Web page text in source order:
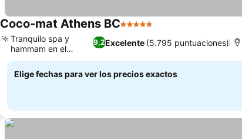
Coco-mat Athens BC5 Estrellas
9,2Excelente (5.795 puntuaciones)
Tranquilo spa y
hammam en el
sótano
Elige fechas para ver los precios exactos